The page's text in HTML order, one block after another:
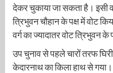
देकर चुकाया जा सकता है।
त्रिभुवन चौहान के पक्ष में वोट
वर्ग का ज्यादातर वोट त्रिभुवन के
उप चुनाव से पहले चारों तरफ
केदारनाथ का किला हाथ से